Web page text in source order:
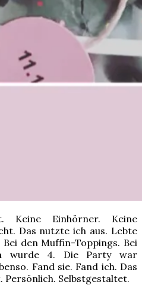
Einhörner. Keine
Das nutzte ich aus. Lebte
Bei den Muffin-Toppings. Bei
wurde 4. Die Party war
Fand sie. Fand ich. Das
Persönlich. Selbstgestaltet.